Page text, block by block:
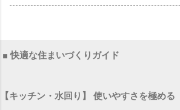
■ 快適な住まいづくりガイド
【キッチン・水回り】 使いやすさを極める